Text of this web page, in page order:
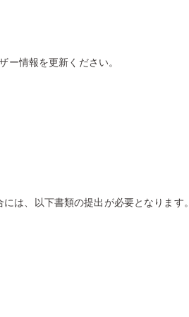
ー情報を更新ください。
は、以下書類の提出が必要となります。